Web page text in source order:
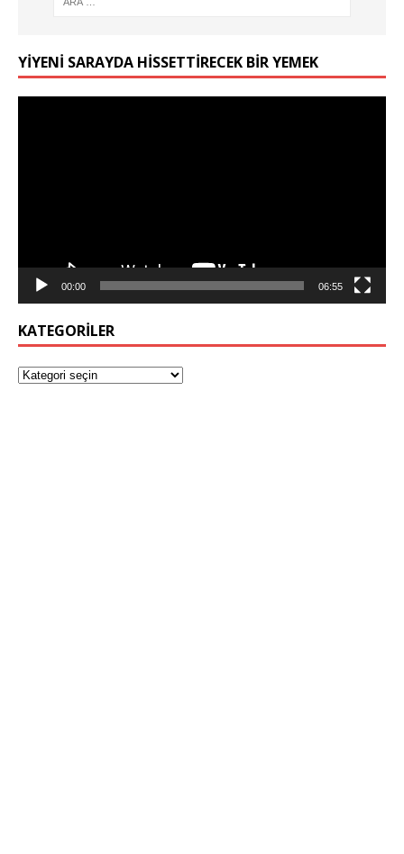
YIYENI SARAYDA HISSETTIRECEK BIR YEMEK
00:00 06:55
KATEGORILER